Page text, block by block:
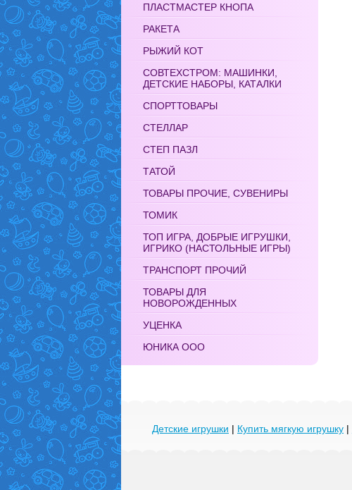
ПЛАСТМАСТЕР КНОПА
РАКЕТА
РЫЖИЙ КОТ
СОВТЕХСТРОМ: МАШИНКИ,
ДЕТСКИЕ НАБОРЫ, КАТАЛКИ
СПОРТТОВАРЫ
СТЕЛЛАР
СТЕП ПАЗЛ
ТАТОЙ
ТОВАРЫ ПРОЧИЕ, СУВЕНИРЫ
ТОМИК
ТОП ИГРА, ДОБРЫЕ ИГРУШКИ,
ИГРИКО (НАСТОЛЬНЫЕ ИГРЫ)
ТРАНСПОРТ ПРОЧИЙ
ТОВАРЫ ДЛЯ
НОВОРОЖДЕННЫХ
УЦЕНКА
ЮНИКА ООО
Детские игрушки | Купить мягкую игрушку |